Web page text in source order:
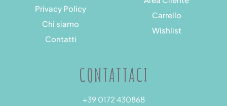
Privacy Policy
Chi siamo
Contatti
Carrello
Wishlist
CONTATTACI
+39 0172 430868